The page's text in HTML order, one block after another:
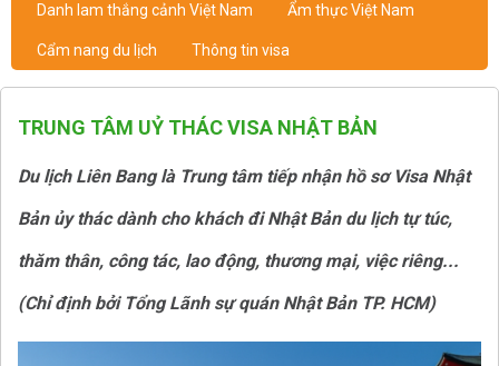
Danh lam thắng cảnh Việt Nam Ẩm thực Việt Nam
Cẩm nang du lịch Thông tin visa
TRUNG TÂM UỶ THÁC VISA NHẬT BẢN
Du lịch Liên Bang là Trung tâm tiếp nhận hồ sơ Visa Nhật
Bản ủy thác dành cho khách đi Nhật Bản du lịch tự túc,
thăm thân, công tác, lao động, thương mại, việc riêng...
(Chỉ định bởi Tổng Lãnh sự quán Nhật Bản TP. HCM)